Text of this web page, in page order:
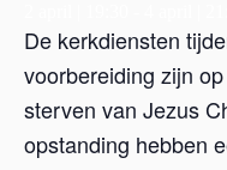
De kerkdiensten
voorbereiding zijn
sterven van Jezus
opstanding hebben